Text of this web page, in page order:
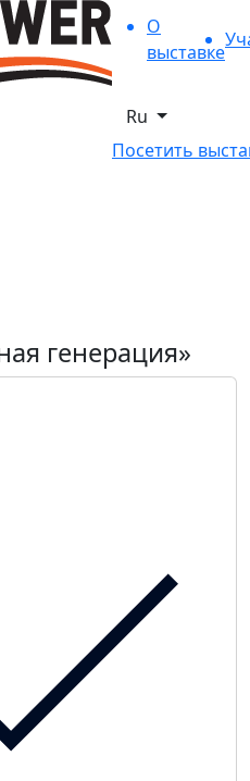
О
выставке
Ru
Посетить
генерация»